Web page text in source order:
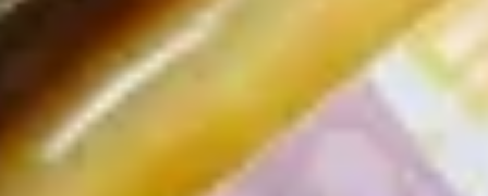
kann man bequem im Gepp’s-Online-Shop kaufen
und auch direkt an die richtige Adresse schicken
lassen. So ist Schenken wirklich leicht gemacht.
Anlässe gibt es so viele für ein schönes Geschenk:
einfach mal danke sagen, an ein Jubiläum erinnern,
zum tollen Job gratulieren oder sich mitfreuen, weil